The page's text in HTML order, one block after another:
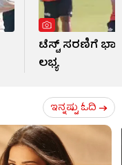
ಟೆಸ್ಟ್ ಸರಣಿಗೆ
ಲಭ್ಯ
ಇನ್ನಷ್ಟು ಓದಿ